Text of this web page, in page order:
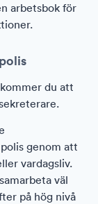
arbetsbok för
du att
genom att
vardagsliv.
väl
på hög nivå